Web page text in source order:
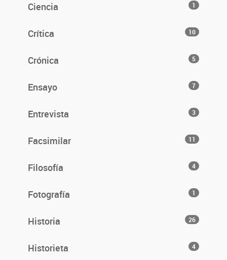
Ciencia 1
Crítica 10
Crónica 5
Ensayo 7
Entrevista 3
Facsimilar 11
Filosofía 4
Fotografía 1
Historia 26
Historieta 4